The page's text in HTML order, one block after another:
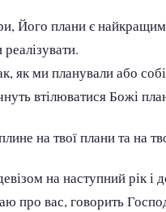
Його плани є
як ми планували або
втілюватися Божі
на твої плани та на
на наступний рік
про вас, говорить